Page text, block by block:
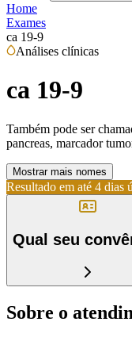
Home
Exames
ca 19-9
Análises clínicas
ca 19-9
Também pode ser
pancreas, marcador
Mostrar mais nomes
Resultado em até 4 dias
Qual seu
Sobre o